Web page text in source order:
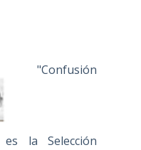
"Confusión
la Selección